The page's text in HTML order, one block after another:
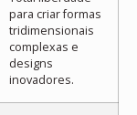
para criar formas
tridimensionais
complexas e
designs
inovadores.